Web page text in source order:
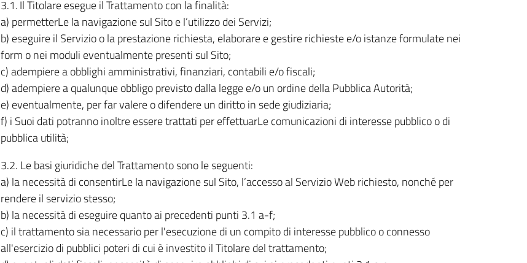
3.1.Il Titolare esegue il Trattamento con la finalità:
a) permetterLe la navigazione sul Sito e l’utilizzo dei Servizi;
b) eseguire il Servizio o la prestazione richiesta, elaborare e gestire richieste e/o istanze formulate nei
form o nei moduli eventualmente presenti sul Sito;
c) adempiere a obblighi amministrativi, finanziari, contabili e/o fiscali;
d) adempiere a qualunque obbligo previsto dalla legge e/o un ordine della Pubblica Autorità;
e) eventualmente, per far valere o difendere un diritto in sede giudiziaria;
f) i Suoi dati potranno inoltre essere trattati per effettuarLe comunicazioni di interesse pubblico o di
pubblica utilità;
3.2. Le basi giuridiche del Trattamento sono le seguenti:
a) la necessità di consentirLe la navigazione sul Sito, l’accesso al Servizio Web richiesto, nonché per
rendere il servizio stesso;
b) la necessità di eseguire quanto ai precedenti punti 3.1 a-f;
c) il trattamento sia necessario per l'esecuzione di un compito di interesse pubblico o connesso
all'esercizio di pubblici poteri di cui è investito il Titolare del trattamento;